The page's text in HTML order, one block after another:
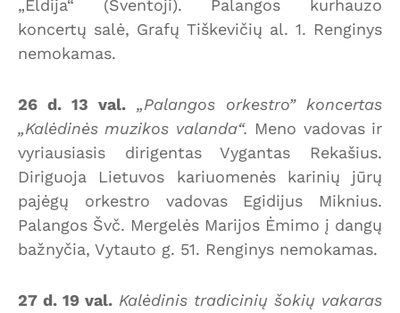
„Eldija“ (Šventoji). Palangos kurhauzo
koncertų salė, Grafų Tiškevičių al. 1. Renginys
nemokamas.
26 d. 13 val. „Palangos orkestro” koncertas
„Kalėdinės muzikos valanda“. Meno vadovas ir
vyriausiasis dirigentas Vygantas Rekašius.
Diriguoja Lietuvos kariuomenės karinių jūrų
pajėgų orkestro vadovas Egidijus Miknius.
Palangos Švč. Mergelės Marijos Ėmimo į dangų
bažnyčia, Vytauto g. 51. Renginys nemokamas.
27 d. 19 val. Kalėdinis tradicinių šokių vakaras